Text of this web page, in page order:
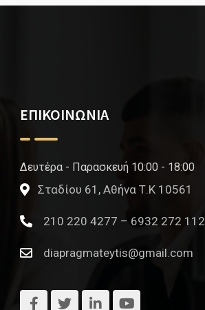
ΕΠΙΚΟΙΝΩΝΙΑ
Δευτέρα - Παρασκευή 10:00 - 18:00
Σταδίου 61, Αθήνα Τ.Κ 10561
210 220 4277 – 6932 272 112
diapragmateytis@gmail.com